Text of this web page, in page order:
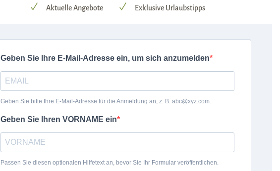
Aktuelle Angebote Exklusive Urlaubstipps
Geben Sie Ihre E-Mail-Adresse ein, um sich anzumelden
Geben Sie bitte Ihre E-Mail-Adresse für die Anmeldung an, z. B. abc@xyz.com.
Geben Sie Ihren VORNAME ein
Passen Sie diesen optionalen Hilfetext an, bevor Sie Ihr Formular veröffentlichen.